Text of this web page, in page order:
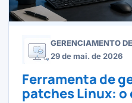
GERENCIAMENTO
29 de mai. de 2026
Ferramenta de
patches Linux: o